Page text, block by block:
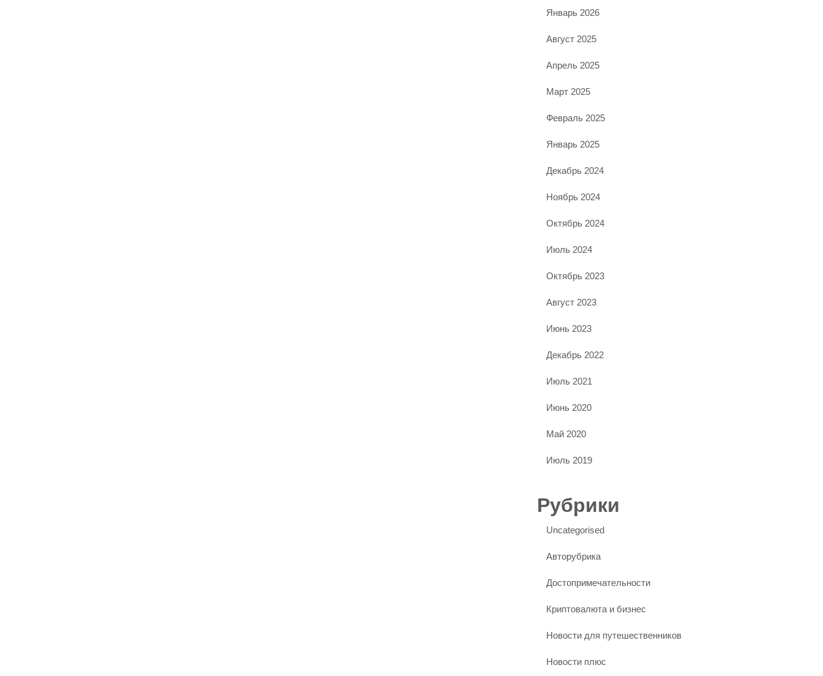
Январь 2026
Август 2025
Апрель 2025
Март 2025
Февраль 2025
Январь 2025
Декабрь 2024
Ноябрь 2024
Октябрь 2024
Июль 2024
Октябрь 2023
Август 2023
Июнь 2023
Декабрь 2022
Июль 2021
Июнь 2020
Май 2020
Июль 2019
Рубрики
Uncategorised
Авторубрика
Достопримечательности
Криптовалюта и бизнес
Новости для путешественников
Новости плюс